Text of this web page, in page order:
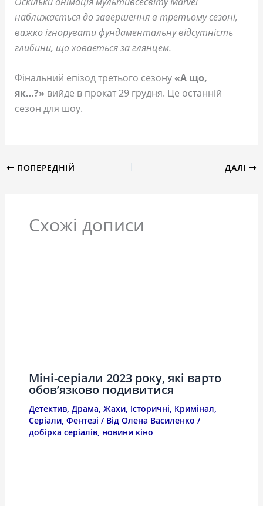
наближається до завершення в третьому сезоні,
важко ігнорувати фундаментальну відсутність
глибини, що ховається за глянцем.
Фінальний епізод третього сезону«А що,
як…?» вийде в прокат 29 грудня. Це останній
сезон для шоу.
ПОПЕРЕДНІЙ ДАЛІ
Схожі дописи
Міні-серіали 2023 року, які варто
обов’язково подивитися
Детектив, Драма, Жахи, Історичні, Кримінал,
Серіали, Фентезі / Від Олена Василенко /
добірка серіалів, новини кіно